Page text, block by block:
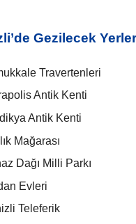
Gezilecek Yerler
Travertenleri
Antik Kenti
Antik Kenti
Mağarası
Dağı Milli Parkı
Evleri
Teleferik